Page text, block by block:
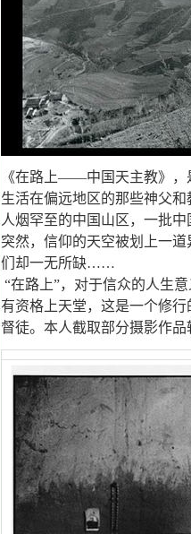
《在路上——中国天主教》，
生活在偏远地区的那些神父
人烟罕至的中国山区，一批
突然，信仰的天空被划上一
们却一无所缺……
“在路上”，对于信众的人生
有资格上天堂，这是一个修
督徒。本人截取部分摄影作品